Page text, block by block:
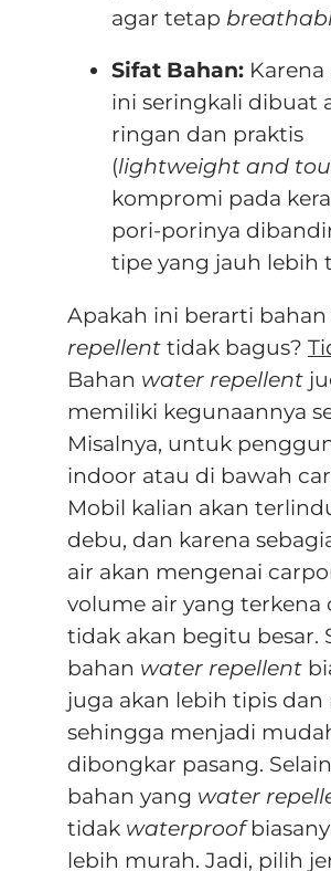
agar tetap
Sifat Bahan:Karena
ini seringkali dibuat
ringan dan praktis
(lightweight and
kompromi pada
pori-porinya
tipe yang jauh lebih
Apakah ini berarti bahan
repellenttidak bagus?
Bahan water repellent
memiliki kegunaannya
Misalnya, untuk
indoor atau di bawah
Mobil kalian akan
debu, dan karena
air akan mengenai
volume air yang terkena
tidak akan begitu besar.
bahan water repellent
juga akan lebih tipis dan
sehingga menjadi
dibongkar pasang.
bahan yang water
tidak waterproof
lebih murah. Jadi, pilih